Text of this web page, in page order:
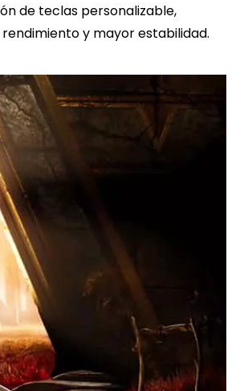
de teclas personalizable,
y mayor estabilidad.